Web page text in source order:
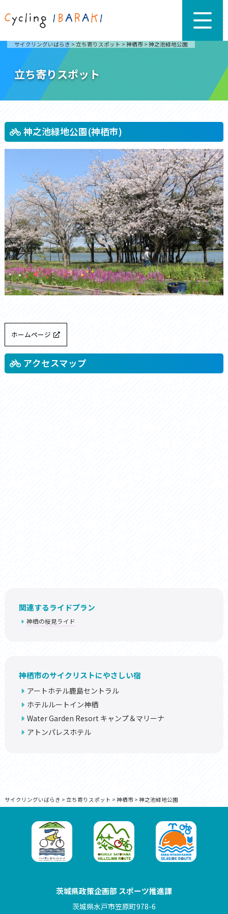
サイクリングいばらき > 立ち寄りスポット > 神栖市 > 神之池緑地公園
立ち寄りスポット
神之池緑地公園(神栖市)
ホームページ
アクセスマップ
関連するライドプラン
神栖の桜見ライド
神栖市のサイクリストにやさしい宿
アートホテル鹿島セントラル
ホテルルートイン神栖
Water Garden Resort キャンプ＆マリーナ
アトンパレスホテル
サイクリングいばらき > 立ち寄りスポット > 神栖市> 神之池緑地公園
茨城県政策企画部 スポーツ推進課
茨城県水戸市笠原町978-6